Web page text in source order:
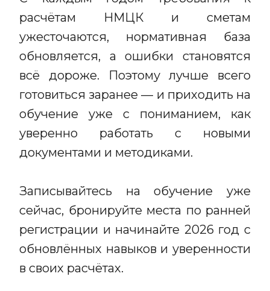
расчётам НМЦК и сметам
ужесточаются, нормативная база
обновляется, а ошибки становятся
всё дороже. Поэтому лучше всего
готовиться заранее — и приходить на
обучение уже с пониманием, как
уверенно работать с новыми
документами и методиками.
Записывайтесь на обучение уже
сейчас, бронируйте места по ранней
регистрации и начинайте 2026 год с
обновлённых навыков и уверенности
в своих расчётах.